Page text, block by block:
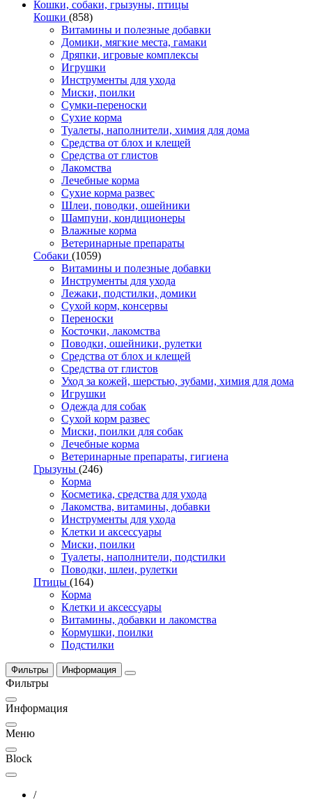
Кошки, собаки, грызуны, птицы
Кошки (858)
Витамины и полезные добавки
Домики, мягкие места, гамаки
Дряпки, игровые комплексы
Игрушки
Инструменты для ухода
Миски, поилки
Сумки-переноски
Сухие корма
Туалеты, наполнители, химия для дома
Средства от блох и клещей
Средства от глистов
Лакомства
Лечебные корма
Сухие корма развес
Шлеи, поводки, ошейники
Шампуни, кондиционеры
Влажные корма
Ветеринарные препараты
Собаки (1059)
Витамины и полезные добавки
Инструменты для ухода
Лежаки, подстилки, домики
Сухой корм, консервы
Переноски
Косточки, лакомства
Поводки, ошейники, рулетки
Средства от блох и клещей
Средства от глистов
Уход за кожей, шерстью, зубами, химия для дома
Игрушки
Одежда для собак
Сухой корм развес
Миски, поилки для собак
Лечебные корма
Ветеринарные препараты, гигиена
Грызуны (246)
Корма
Косметика, средства для ухода
Лакомства, витамины, добавки
Инструменты для ухода
Клетки и аксессуары
Миски, поилки
Туалеты, наполнители, подстилки
Поводки, шлеи, рулетки
Птицы (164)
Корма
Клетки и аксессуары
Витамины, добавки и лакомства
Кормушки, поилки
Подстилки
Фильтры Информация
Фильтры
Информация
Меню
Block
/